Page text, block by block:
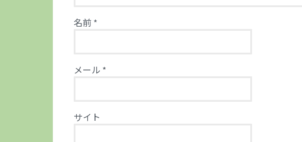
名前*
メール *
サイト